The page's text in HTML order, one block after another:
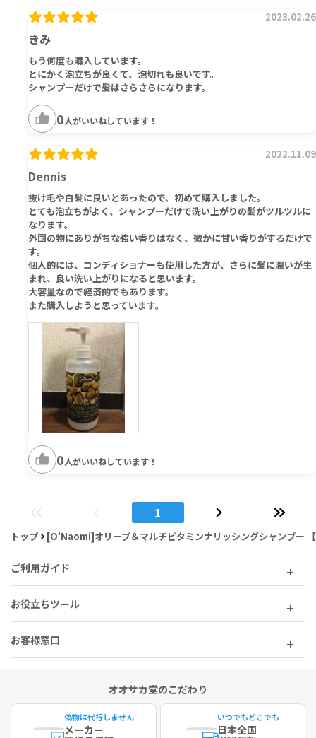
きみ
2023.02.26
もう何度も購入しています。
とにかく泡立ちが良くて、泡切れも良いです。
シャンプーだけで髪はさらさらになります。
0人がいいねしています！
Dennis
2022.11.09
抜け毛や白髪に良いとあったので、初めて購入しました。
とても泡立ちがよく、シャンプーだけで洗い上がりの髪がツルツルに
なります。
外国の物にありがちな強い香りはなく、微かに甘い香りがするだけで
す。
個人的には、コンディショナーも使用した方が、さらに髪に潤いが生
まれ、良い洗い上がりになると思います。
大容量なので経済的でもあります。
また購入しようと思っています。
0人がいいねしています！
1
トップ [O'Naomi]オリーブ＆マルチビタミンナリッシングシャンプー
ご利用ガイド
お役立ちツール
お客様窓口
オオサカ堂のこだわり
偽物は代行しません
メーカー
いつでもどこでも
日本全国